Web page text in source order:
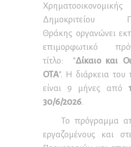
Δημοκριτείου
Θράκης οργανώνει
επιμορφωτικό
τίτλο: “Δίκαιο και
ΟΤΑ“. Η διάρκεια του
είναι 9 μήνες από
30/6/2026.
Το πρόγραμμα
εργαζομένους και